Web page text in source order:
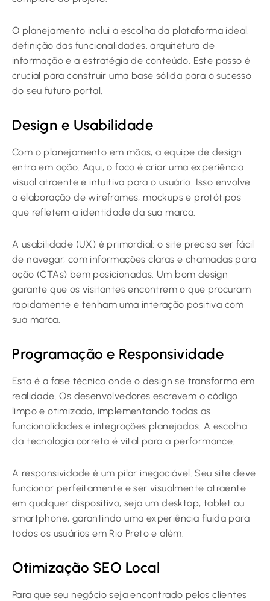
O planejamento inclui a escolha da plataforma ideal,
definição das funcionalidades, arquitetura de
informação e a estratégia de conteúdo. Este passo é
crucial para construir uma base sólida para o sucesso
do seu futuro portal.
Design e Usabilidade
Com o planejamento em mãos, a equipe de design
entra em ação. Aqui, o foco é criar uma experiência
visual atraente e intuitiva para o usuário. Isso envolve
a elaboração de wireframes, mockups e protótipos
que refletem a identidade da sua marca.
A usabilidade (UX) é primordial: o site precisa ser fácil
de navegar, com informações claras e chamadas para
ação (CTAs) bem posicionadas. Um bom design
garante que os visitantes encontrem o que procuram
rapidamente e tenham uma interação positiva com
sua marca.
Programação e Responsividade
Esta é a fase técnica onde o design se transforma em
realidade. Os desenvolvedores escrevem o código
limpo e otimizado, implementando todas as
funcionalidades e integrações planejadas. A escolha
da tecnologia correta é vital para a performance.
A responsividade é um pilar inegociável. Seu site deve
funcionar perfeitamente e ser visualmente atraente
em qualquer dispositivo, seja um desktop, tablet ou
smartphone, garantindo uma experiência fluida para
todos os usuários em Rio Preto e além.
Otimização SEO Local
Para que seu negócio seja encontrado pelos clientes